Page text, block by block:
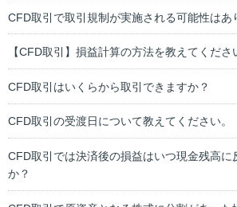
CFD取引で取引規制が実施される可能性はあ
【CFD取引】損益計算の方法を教えてくださ
CFD取引はいくらから取引できますか？
CFD取引の受渡日について教えてください。
CFD取引では決済後の損益はいつ現金残高に
か？